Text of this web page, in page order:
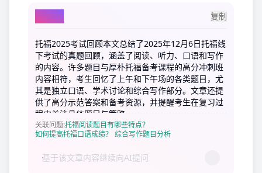
AI总结 复制
托福2025考试回顾本文总结了2025年12月6日托福线
下考试的真题回顾，涵盖了阅读、听力、口语和写作
的内容。许多题目与厚朴托福备考课程的高分冲刺班
内容相符，考生回忆了上午和下午场的各类题目，尤
其是独立口语、学术讨论和综合写作部分。文章还提
供了高分示范答案和备考资源，并提醒考生在复习过
程中关注具体题目与策略。
关联问题:托福阅读题目有哪些特点？
如何提高托福口语成绩？ 综合写作题目分析